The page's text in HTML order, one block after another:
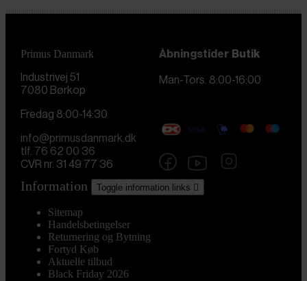
Primus Danmark
Industrivej 51
7080 Børkop
Åbningstider Butik
Man-Tors. 8:00-16:00
Fredag 8:00-14:30
info@primusdanmark.dk
tlf. 76 62 00 36
CVR nr. 31 49 77 36
Information Toggle information links 
Sitemap
Handelsbetingelser
Returnering og Bytning
Fortyd Køb
Aktuelle tilbud
Black Friday 2026